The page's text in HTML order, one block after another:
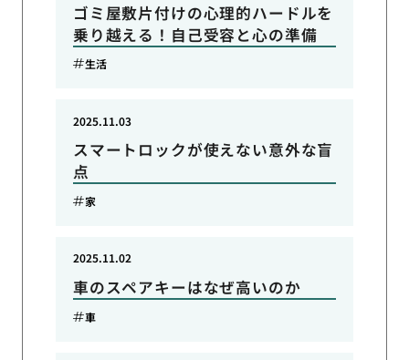
ゴミ屋敷片付けの心理的ハードルを
乗り越える！自己受容と心の準備
生活
スマートロックが使えない意外な盲
点
2025.11.03
家
車のスペアキーはなぜ高いのか
2025.11.02
車